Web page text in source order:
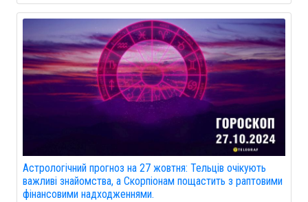
Астрологічний прогноз на 27 жовтня: Тельців очікують
важливі знайомства, а Скорпіонам пощастить з раптовими
фінансовими надходженнями.